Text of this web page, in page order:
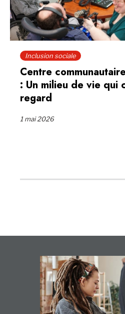
Inclusion sociale
Centre
: Un milieu de vie qui
regard
1 mai 2026